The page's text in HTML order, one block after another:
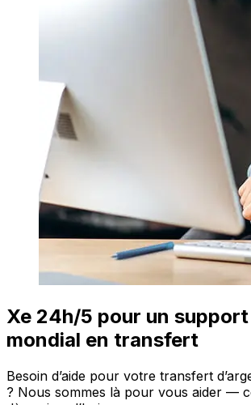
Xe 24h/5 pour un
mondial en transfert
Besoin d’aide pour votre transfert
? Nous sommes là pour vous aider —